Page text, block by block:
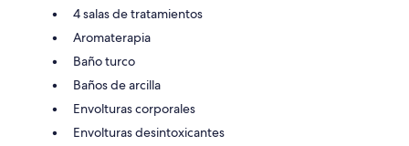
4 salas de tratamientos
Aromaterapia
Baño turco
Baños de arcilla
Envolturas corporales
Envolturas desintoxicantes